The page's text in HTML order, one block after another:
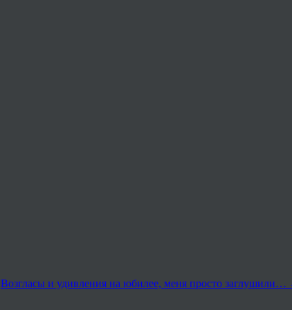
Возгласы и удивления на юбилее, меня просто заглушили…